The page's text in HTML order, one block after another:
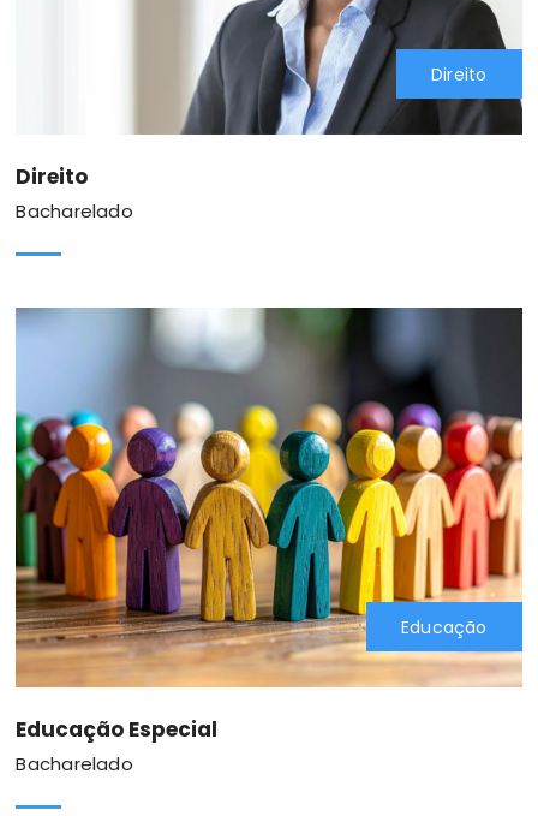
Direito
Direito
Bacharelado
Educação
Educação Especial
Bacharelado